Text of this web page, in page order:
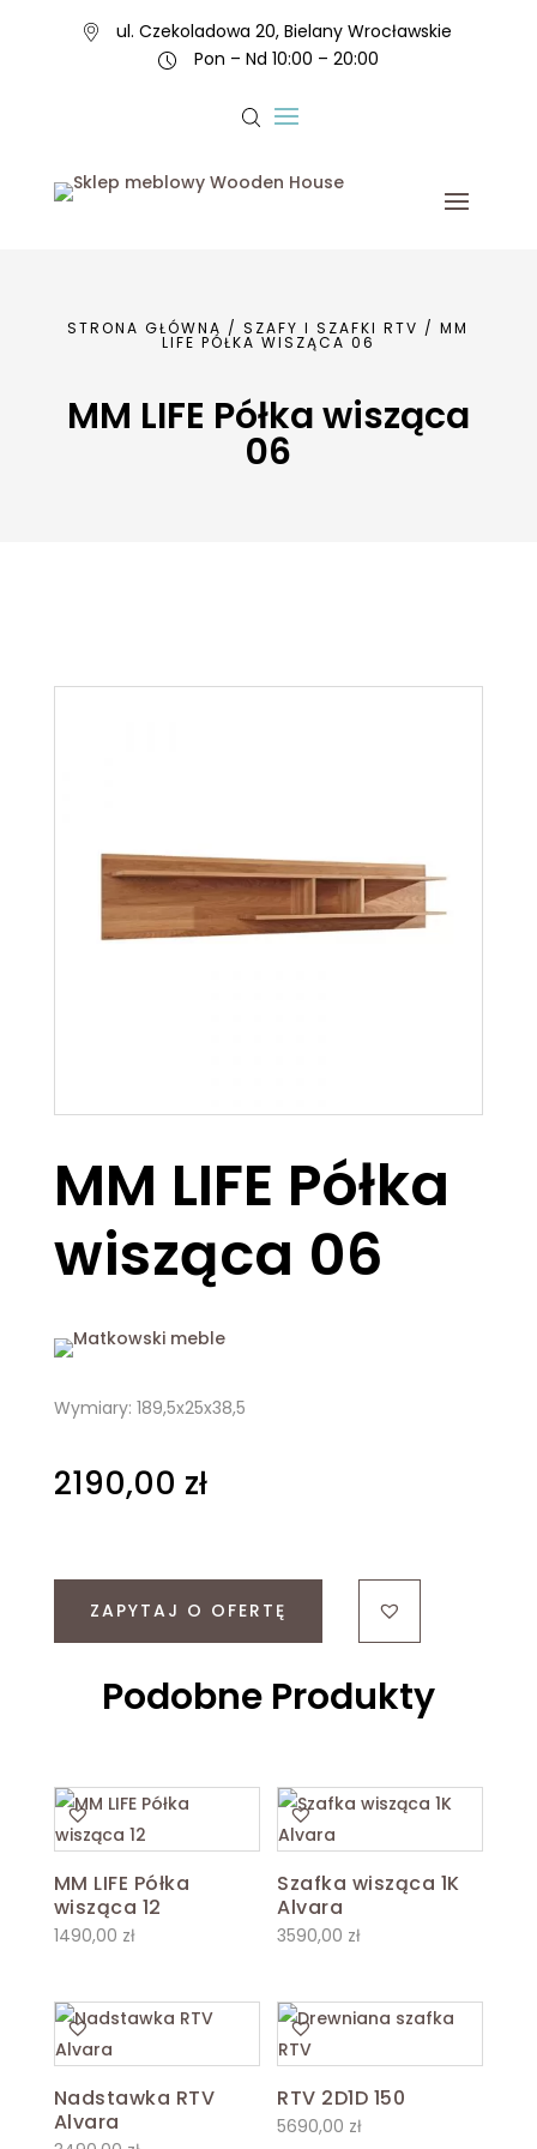
ul. Czekoladowa 20, Bielany Wrocławskie
Pon – Nd 10:00 – 20:00
STRONA GŁÓWNA /SZAFY I SZAFKI RTV / MM
LIFE PÓŁKA WISZĄCA 06
MM LIFE Półka wisząca
06
MM LIFE Półka
wisząca 06
Wymiary: 189,5x25x38,5
2190,00 zł
ZAPYTAJ O OFERTĘ
Podobne Produkty
MM LIFE Półka
wisząca 12
1490,00 zł
Szafka wisząca 1K
Alvara
3590,00 zł
Nadstawka RTV
Alvara
RTV 2D1D 150
5690,00 zł